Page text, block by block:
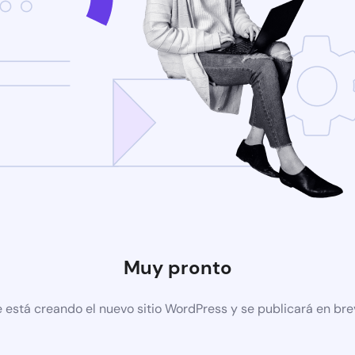
Muy pronto
está creando el nuevo sitio WordPress y se publicará en